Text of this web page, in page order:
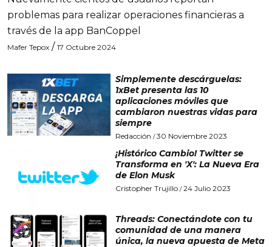
problemas para realizar operaciones financieras a
través de la app BanCoppel
Mafer Tepox / 17 Octubre 2024
Simplemente descárguelas:
1xBet presenta las 10
aplicaciones móviles que
cambiaron nuestras vidas para
siempre
Redacción /30 Noviembre 2023
¡Histórico Cambio! Twitter se
Transforma en 'X': La Nueva Era
de Elon Musk
Cristopher Trujillo/24 Julio 2023
Threads: Conectándote con tu
comunidad de una manera
única, la nueva apuesta de Meta